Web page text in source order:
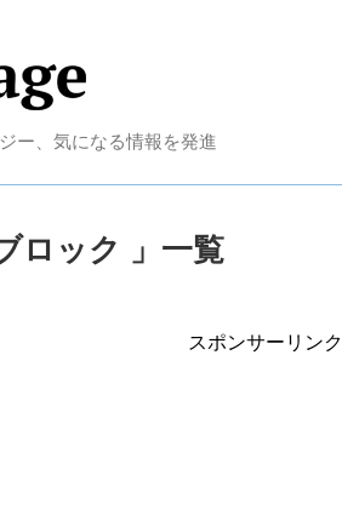
ー、気になる情報を発進
ロック 」一覧
スポンサーリンク